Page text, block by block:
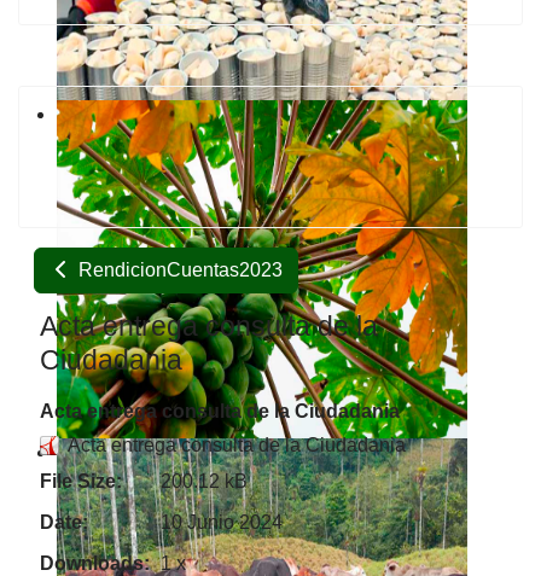
RendicionCuentas2023
Acta entrega consulta de la
Ciudadania
Acta entrega consulta de la Ciudadania
Acta entrega consulta de la Ciudadania
File Size:
200.12 kB
Date:
10 Junio 2024
Downloads: 1 x